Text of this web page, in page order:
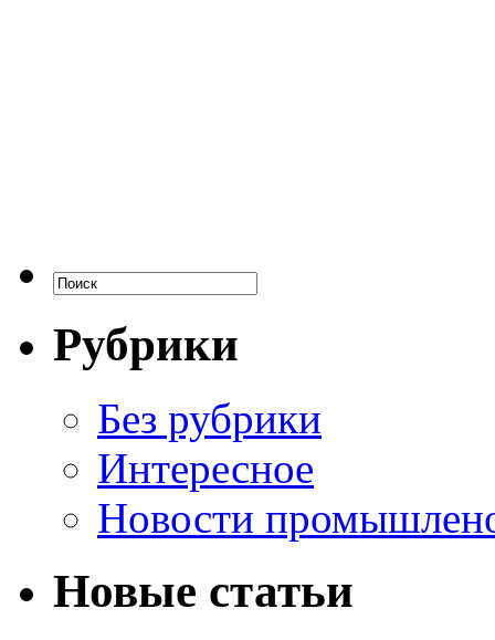
Рубрики
Без рубрики
Интересное
Новости
Новые статьи